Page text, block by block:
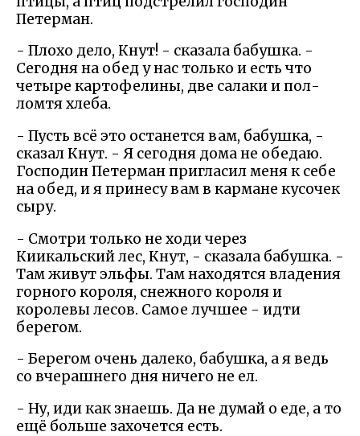
Петерман.
- Плохо дело, Кнут! - сказала бабушка. -
Сегодня на обед у нас только и есть что
четыре картофелины, две салаки и пол-
ломтя хлеба.
- Пусть всё это останется вам, бабушка, -
сказал Кнут. - Я сегодня дома не обедаю.
Господин Петерман пригласил меня к себе
на обед, и я принесу вам в кармане кусочек
сыру.
- Смотри только не ходи через
Киикальский лес, Кнут, - сказала бабушка. -
Там живут эльфы. Там находятся владения
горного короля, снежного короля и
королевы лесов. Самое лучшее - идти
берегом.
- Берегом очень далеко, бабушка, а я ведь
со вчерашнего дня ничего не ел.
- Ну, иди как знаешь. Да не думай о еде, а то
ещё больше захочется есть.